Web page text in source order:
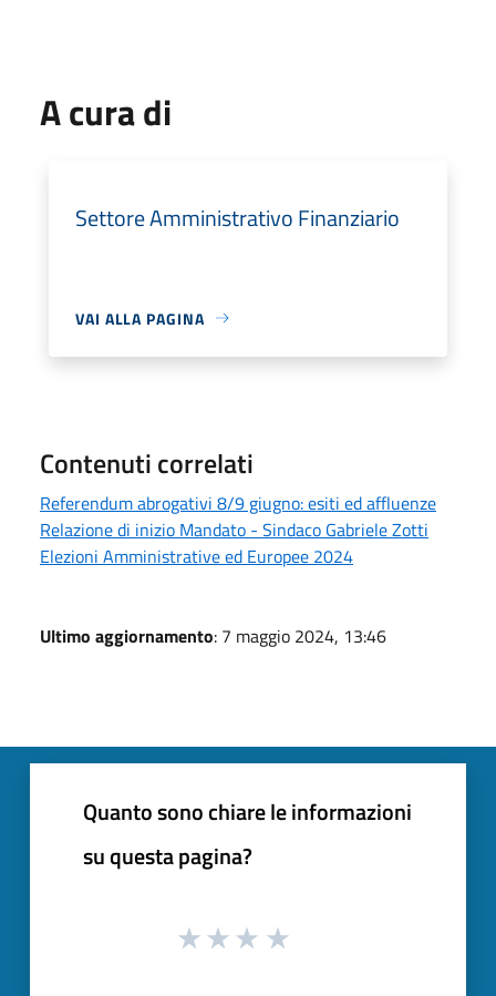
A cura di
Settore Amministrativo Finanziario
VAI ALLA PAGINA
Contenuti correlati
Referendum abrogativi 8/9 giugno: esiti ed affluenze
Relazione di inizio Mandato - Sindaco Gabriele Zotti
Elezioni Amministrative ed Europee 2024
Ultimo aggiornamento: 7 maggio 2024, 13:46
Quanto sono chiare le informazioni
su questa pagina?